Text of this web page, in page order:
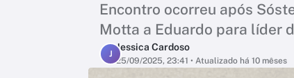
Encontro ocorreu após
Motta a Eduardo para líder
J
Jessica Cardoso
25/09/2025, 23:41 • Atualizado há 10 mêses